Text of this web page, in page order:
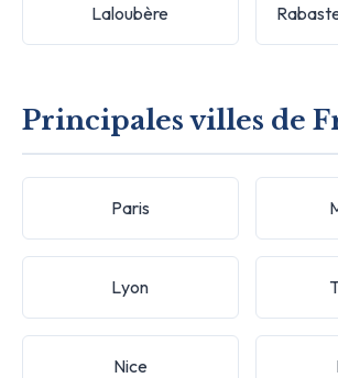
Laloubère
Principales villes de
Paris
Lyon
Nice